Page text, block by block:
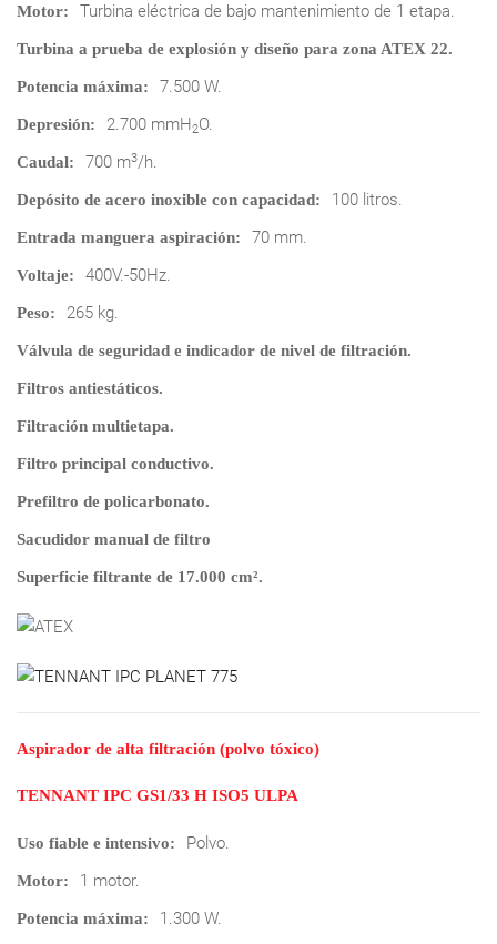
Motor: Turbina eléctrica de bajo mantenimiento de 1 etapa.
Turbina a prueba de explosión y diseño para zona ATEX 22.
Potencia máxima: 7.500 W.
Depresión: 2.700 mmH2O.
Caudal: 700 m3/h.
Depósito de acero inoxible con capacidad: 100 litros.
Entrada manguera aspiración: 70 mm.
Voltaje: 400V.-50Hz.
Peso: 265 kg.
Válvula de seguridad e indicador de nivel de filtración.
Filtros antiestáticos.
Filtración multietapa.
Filtro principal conductivo.
Prefiltro de policarbonato.
Sacudidor manual de filtro
Superficie filtrante de 17.000 cm².
Aspirador de alta filtración (polvo tóxico)
TENNANT IPC GS1/33 H ISO5 ULPA
Uso fiable e intensivo: Polvo.
Motor: 1 motor.
Potencia máxima: 1.300 W.